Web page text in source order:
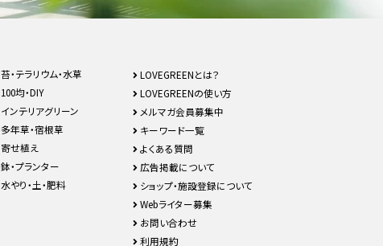
苔・テラリウム・水草
100均・DIY
インテリアグリーン
多年草・宿根草
寄せ植え
鉢・プランター
水やり・土・肥料
LOVEGREENとは？
LOVEGREENの使い方
メルマガ会員募集中
キーワード一覧
よくある質問
広告掲載について
ショップ・施設登録について
Webライター募集
お問い合わせ
利用規約